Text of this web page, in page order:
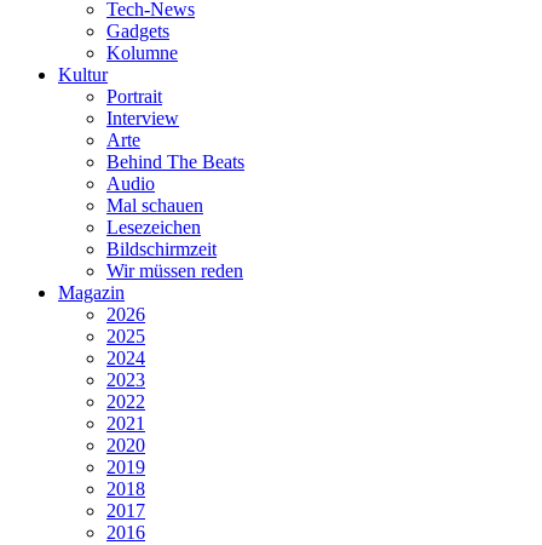
Tech-News
Gadgets
Kolumne
Kultur
Portrait
Interview
Arte
Behind The Beats
Audio
Mal schauen
Lesezeichen
Bildschirmzeit
Wir müssen reden
Magazin
2026
2025
2024
2023
2022
2021
2020
2019
2018
2017
2016